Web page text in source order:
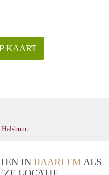
KAART
IN HAARLEM ALS
LOCATIE